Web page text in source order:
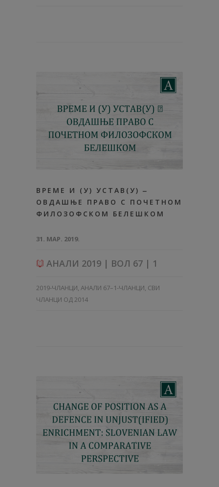
ВРЕМЕ И (У) УСТАВ(У) ‒
ОВДАШЊЕ ПРАВО С ПОЧЕТНОМ
ФИЛОЗОФСКОМ БЕЛЕШКОМ
31. МАР. 2019.
АНАЛИ 2019 | ВОЛ 67 | 1
2019-ЧЛАНЦИ, АНАЛИ 67–1-ЧЛАНЦИ, СВИ
ЧЛАНЦИ ОД 2014